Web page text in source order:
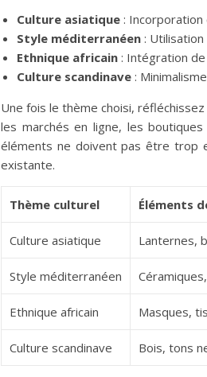
Culture asiatique :
Style méditerranéen :
Ethnique africain : Intégration
Culture scandinave :
Une fois le thème choisi, réfléchissez
les marchés en ligne, les
éléments ne doivent pas être trop
existante.
Thème culturel Éléments
Culture asiatique Lanternes,
Style méditerranéen
Ethnique africain Masques,
Culture scandinave Bois, tons